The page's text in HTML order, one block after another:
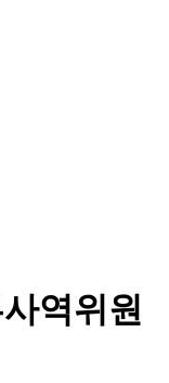
역위원